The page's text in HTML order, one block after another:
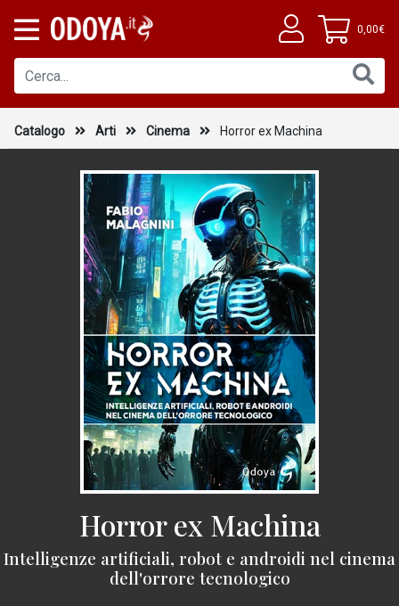
0,00€
Catalogo Arti Cinema Horror ex Machina
Horror ex Machina
Intelligenze artificiali, robot e androidi nel cinema
dell'orrore tecnologico